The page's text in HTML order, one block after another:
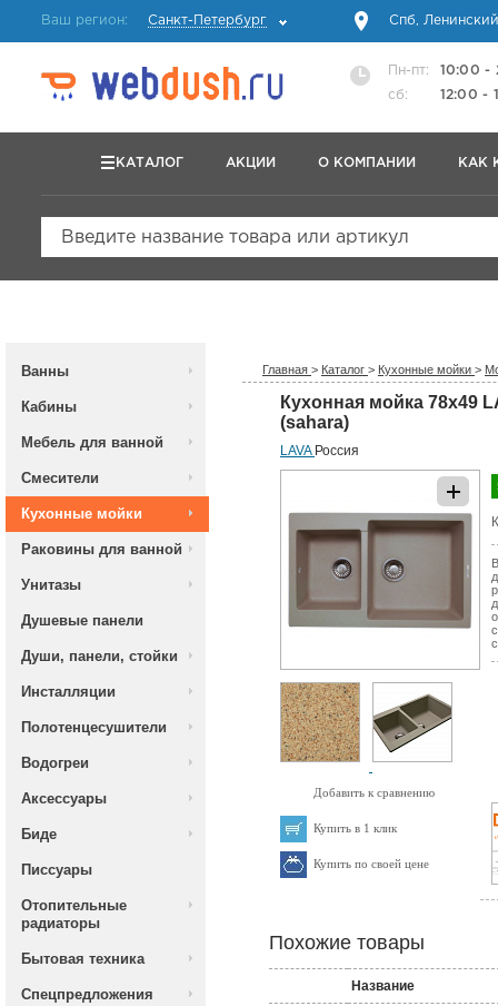
Ваш регион: Санкт-Петербург Спб,
Пн-пт:
10:00 -
сб:
12:00 -
КАТАЛОГ АКЦИИ О КОМПАНИИ КАК
Введите название товара или артикул
Ванны
Кабины
Мебель для ванной
Смесители
Кухонные мойки
Раковины для ванной
Унитазы
Душевые панели
Души, панели, стойки
Инсталляции
Полотенцесушители
Водогреи
Аксессуары
Биде
Писсуары
Отопительные
радиаторы
Бытовая техника
Спецпредложения
Главная > Каталог > Кухонные мойки >
Кухонная мойка 78x49
(sahara)
LAVA Россия
Добавить к сравнению
Купить в 1 клик
Купить по своей цене
Похожие товары
Название